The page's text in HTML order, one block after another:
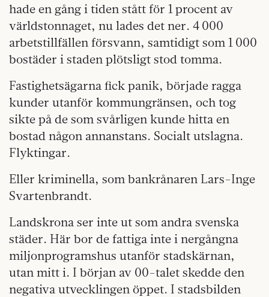
hade en gång i tiden stått för 1 procent av
världstonnaget, nu lades det ner. 4 000
arbetstillfällen försvann, samtidigt som 1 000
bostäder i staden plötsligt stod tomma.
Fastighetsägarna fick panik, började ragga
kunder utanför kommungränsen, och tog
sikte på de som svårligen kunde hitta en
bostad någon annanstans. Socialt utslagna.
Flyktingar.
Eller kriminella, som bankrånaren Lars-Inge
Svartenbrandt.
Landskrona ser inte ut som andra svenska
städer. Här bor de fattiga inte i nergångna
miljonprogramshus utanför stadskärnan,
utan mitt i. I början av 00-talet skedde den
negativa utvecklingen öppet. I stadsbilden